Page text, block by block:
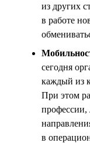
из других
в работе
сегодня
каждый из
При этом
профессии,
в